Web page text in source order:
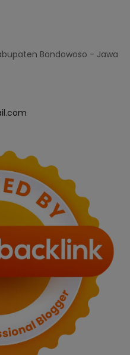
Bondowoso - Jawa